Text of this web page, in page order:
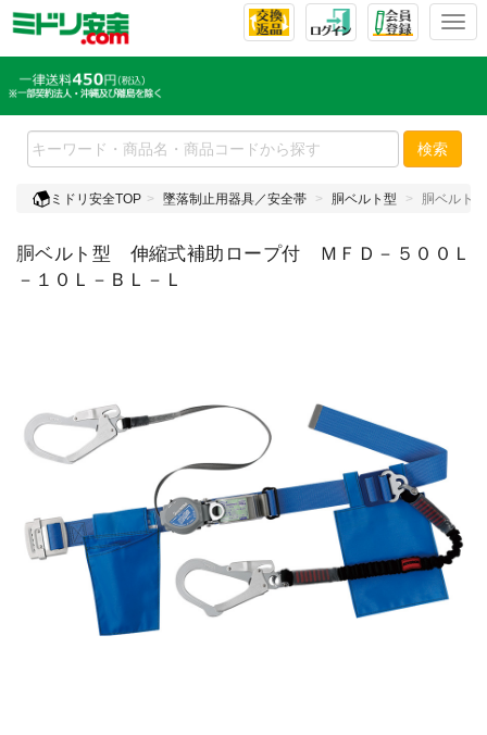
T
l
e
n
v
g
検索
ミドリ安全TOP 墜落制止用器具／安全帯 胴ベルト型 胴ベルト
胴ベルト型 伸縮式補助ロープ付 ＭＦＤ－５００Ｌ
－１０Ｌ－ＢＬ－Ｌ